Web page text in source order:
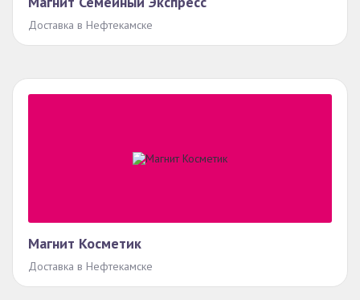
Доставка в Нефтекамске
Магнит Косметик
Доставка в Нефтекамске